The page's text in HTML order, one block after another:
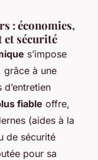
: économies,
et sécurité
s’impose
grâce à une
fiable offre,
(aides à la
de sécurité
pour sa